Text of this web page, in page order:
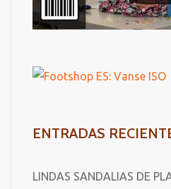
ENTRADAS
LINDAS SANDALIAS DE